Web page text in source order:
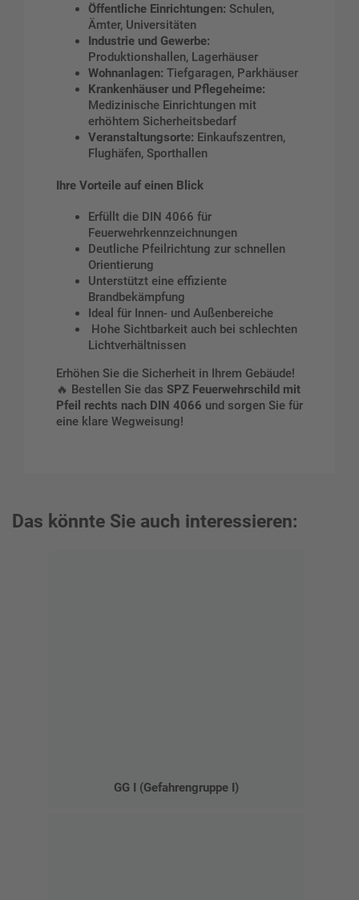
Öffentliche Einrichtungen: Schulen,
Ämter, Universitäten
Industrie und Gewerbe:
Produktionshallen, Lagerhäuser
Wohnanlagen: Tiefgaragen, Parkhäuser
Krankenhäuser und Pflegeheime:
Medizinische Einrichtungen mit
erhöhtem Sicherheitsbedarf
Veranstaltungsorte: Einkaufszentren,
Flughäfen, Sporthallen
Ihre Vorteile auf einen Blick
Erfüllt die DIN 4066 für
Feuerwehrkennzeichnungen
Deutliche Pfeilrichtung zur schnellen
Orientierung
Unterstützt eine effiziente
Brandbekämpfung
Ideal für Innen- und Außenbereiche
Hohe Sichtbarkeit auch bei schlechten
Lichtverhältnissen
Erhöhen Sie die Sicherheit in Ihrem Gebäude!
🔥 Bestellen Sie das SPZ Feuerwehrschild mit
Pfeil rechts nach DIN 4066 und sorgen Sie für
eine klare Wegweisung!
Das könnte Sie auch interessieren:
GG I (Gefahrengruppe I)